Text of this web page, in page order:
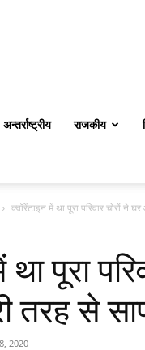
अन्तर्राष्ट्रीय राजकीय
क्वॉरेंटाइन में था पूरा परिवार चोरों ने
था पूरा
तरह से
2020